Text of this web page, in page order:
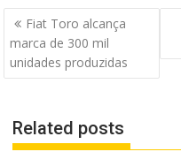
Navegação
de
Post
Fiat Toro alcança
marca de 300 mil
unidades produzidas
Related posts